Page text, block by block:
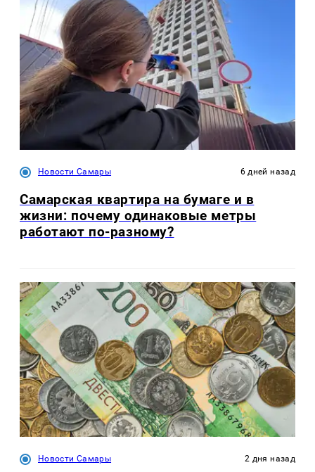
Новости Самары 6 дней назад
Самарская квартира на бумаге и в
жизни: почему одинаковые метры
работают по-разному?
Новости Самары 2 дня назад